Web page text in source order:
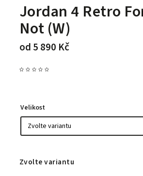
Jordan 4 Retro
Not (W)
od 5 890 Kč
Velikost
Zvolte variantu